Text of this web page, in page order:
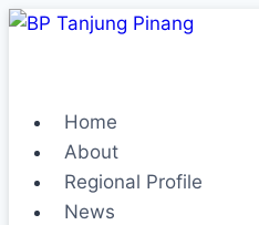
Home
About
Regional Profile
News